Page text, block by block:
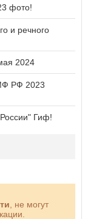
фото!
и речного
2024
РФ 2023
Гиф!
, не могут